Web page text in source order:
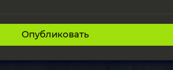
Опубликовать